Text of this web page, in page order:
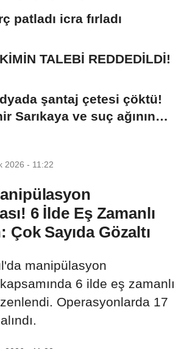
patladı icra fırladı
TALEBİ REDDEDİLDİ!
şantaj çetesi çöktü!
Sarıkaya ve suç ağının
2026 - 11:22
6 İlde Eş Zamanlı
Çok Sayıda Gözaltı
manipülasyon
6 ilde eş zamanlı
Operasyonlarda 17